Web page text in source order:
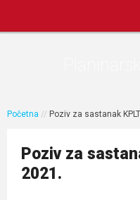
Početna // Poziv za sastanak
Poziv za
2021.